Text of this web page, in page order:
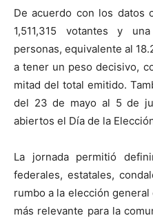
De acuerdo con los datos
1,511,315 votantes y
personas, equivalente al
a tener un peso decisivo,
mitad del total emitido.
del 23 de mayo al 5 de
abiertos el Día de la
La jornada permitió
federales, estatales,
rumbo a la elección
más relevante para la